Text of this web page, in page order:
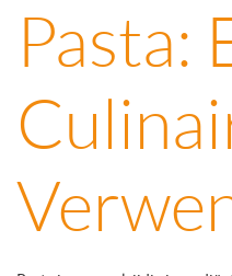
Pasta: